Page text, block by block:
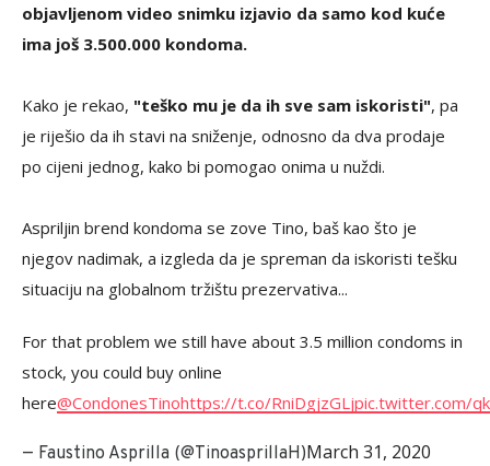
objavljenom video snimku izjavio da samo kod kuće
ima još 3.500.000 kondoma.
Kako je rekao, "teško mu je da ih sve sam iskoristi", pa
je riješio da ih stavi na sniženje, odnosno da dva prodaje
po cijeni jednog, kako bi pomogao onima u nuždi.
Aspriljin brend kondoma se zove Tino, baš kao što je
njegov nadimak, a izgleda da je spreman da iskoristi tešku
situaciju na globalnom tržištu prezervativa...
For that problem we still have about 3.5 million condoms in
stock, you could buy online
here@CondonesTinohttps://t.co/RniDgjzGLjpic.twitter.com/
— Faustino Asprilla (@TinoasprillaH)March 31, 2020